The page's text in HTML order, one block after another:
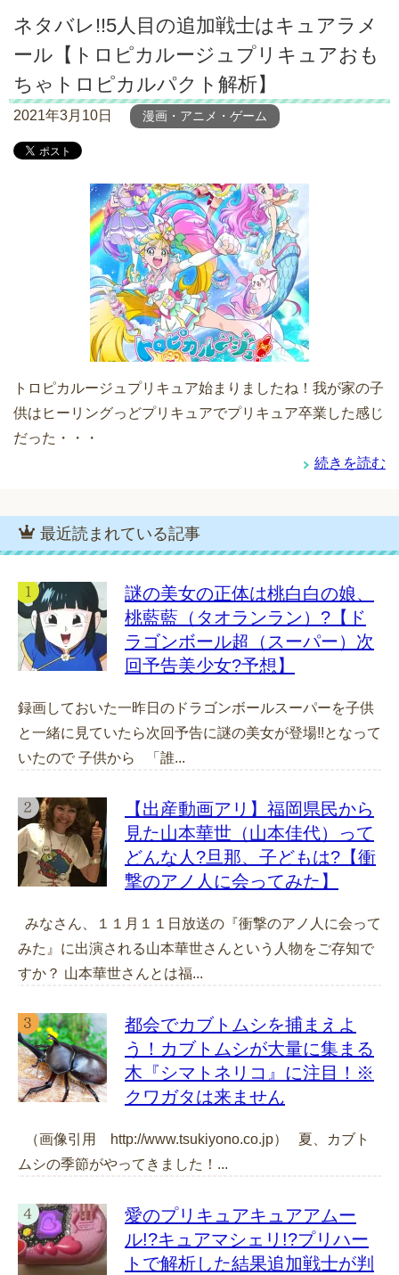
ネタバレ!!5人目の追加戦士はキュアラメ
ール【トロピカルージュプリキュアおも
ちゃトロピカルパクト解析】
2021年3月10日 漫画・アニメ・ゲーム
トロピカルージュプリキュア始まりましたね！我が家の子
供はヒーリングっどプリキュアでプリキュア卒業した感じ
だった・・・
続きを読む
最近読まれている記事
謎の美女の正体は桃白白の娘、
桃藍藍（タオランラン）?【ド
ラゴンボール超（スーパー）次
回予告美少女?予想】
録画しておいた一昨日のドラゴンボールスーパーを子供
と一緒に見ていたら次回予告に謎の美女が登場!!となって
いたので 子供から 「誰...
【出産動画アリ】福岡県民から
見た山本華世（山本佳代）って
どんな人?旦那、子どもは?【衝
撃のアノ人に会ってみた】
みなさん、１１月１１日放送の『衝撃のアノ人に会って
みた』に出演される山本華世さんという人物をご存知で
すか？ 山本華世さんとは福...
都会でカブトムシを捕まえよ
う！カブトムシが大量に集まる
木『シマトネリコ』に注目！※
クワガタは来ません
（画像引用 http://www.tsukiyono.co.jp） 夏、カブト
ムシの季節がやってきました！...
愛のプリキュアキュアアムー
ル!?キュアマシェリ!?プリハー
トで解析した結果追加戦士が判